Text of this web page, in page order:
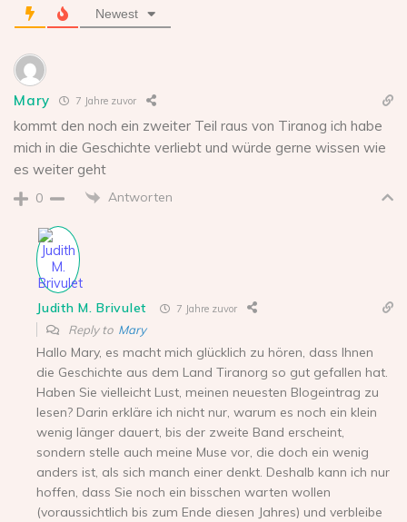
Newest
Mary 7 Jahre zuvor
kommt den noch ein zweiter Teil raus von Tiranog ich habe
mich in die Geschichte verliebt und würde gerne wissen wie
es weiter geht
0 Antworten
Judith M. Brivulet 7 Jahre zuvor
Reply to Mary
Hallo Mary, es macht mich glücklich zu hören, dass Ihnen
die Geschichte aus dem Land Tiranorg so gut gefallen hat.
Haben Sie vielleicht Lust, meinen neuesten Blogeintrag zu
lesen? Darin erkläre ich nicht nur, warum es noch ein klein
wenig länger dauert, bis der zweite Band erscheint,
sondern stelle auch meine Muse vor, die doch ein wenig
anders ist, als sich manch einer denkt. Deshalb kann ich nur
hoffen, dass Sie noch ein bisschen warten wollen
(voraussichtlich bis zum Ende diesen Jahres) und verbleibe